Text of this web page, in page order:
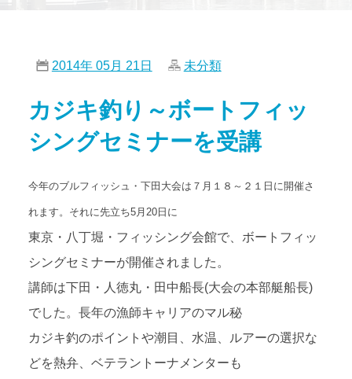
会社紹介
アクセス
お問い合わせ
Official Blog
公式ブログ
2014年 05月 21日 未分類
カジキ釣り～ボートフィッ
シングセミナーを受講
今年のブルフィッシュ・下田大会は７月１８～２１日に開催さ
れます。それに先立ち5月20日に
東京・八丁堀・フィッシング会館で、ボートフィッ
シングセミナーが開催されました。
講師は下田・人徳丸・田中船長(大会の本部艇船長)
でした。長年の漁師キャリアのマル秘
カジキ釣のポイントや潮目、水温、ルアーの選択な
どを熱弁、ベテラントーナメンターも